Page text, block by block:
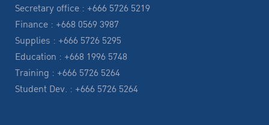
Secretary office : +666 5726 5219
Finance : +668 0569 3987
Supplies : +666 5726 5295
Education : +668 1996 5748
Training : +666 5726 5264
Student Dev. : +666 5726 5264